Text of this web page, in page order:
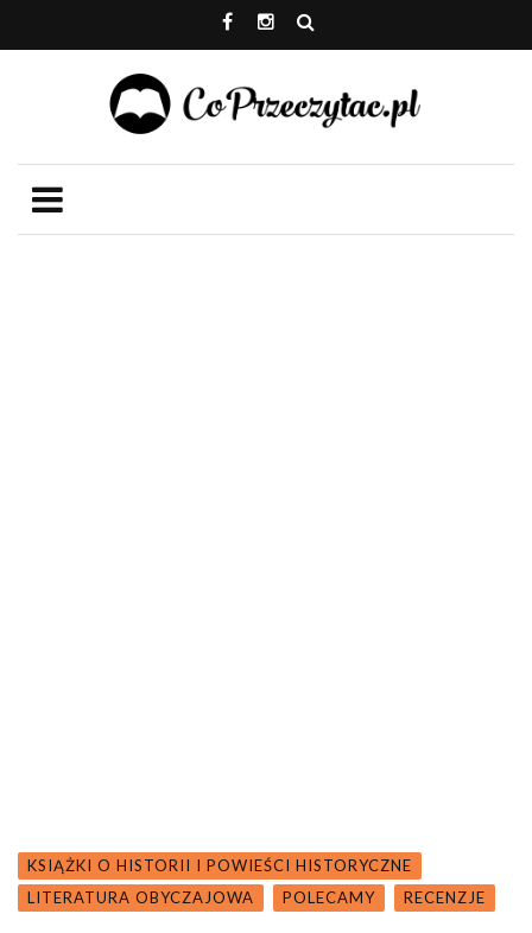
KSIĄŻKI O HISTORII I POWIEŚCI HISTORYCZNE
LITERATURA OBYCZAJOWA
POLECAMY RECENZJE